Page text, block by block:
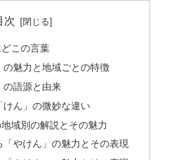
次
この言葉
の魅力と地域ごとの特徴
の語源と由来
けん」の微妙な違い
域別の解説とその魅力
「やけん」の魅力とその表現